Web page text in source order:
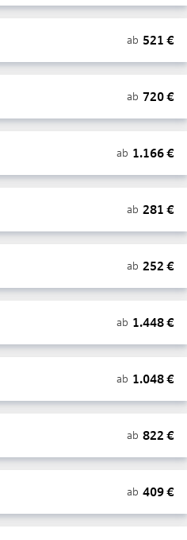
ab 521 €
ab 720€
ab 1.166€
ab 281 €
ab 252 €
ab 1.448€
ab 1.048€
ab 822 €
ab 409€